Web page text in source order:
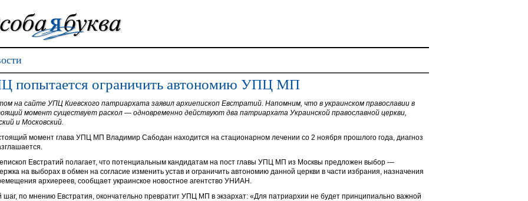
попытается ограничить автономию УПЦ МП
на сайте УПЦ Киевского патриархата заявил архиепископ Евстратий. Напомним, что в украинском православии в
момент существует раскол — одновременно действуют два патриархата Украинской православной церкви,
и Московский.
момент глава УПЦ МП Владимир Сабодан находится на стационарном лечении со 2 ноября прошлого года, диагноз
Евстратий полагает, что потенциальным кандидатам на пост главы УПЦ МП из Москвы предложен выбор —
на выборах в обмен на согласие изменить устав и ограничить автономию данной церкви в части избрания, назначения
архиереев, сообщает украинское новостное агентство УНИАН.
шаг, по мнению Евстратия, окончательно превратит УПЦ МП в экзархат: «Для патриархии не будет принципиально важной